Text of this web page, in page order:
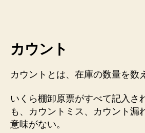
カウント
カウントとは、在庫の数量を数
いくら棚卸原票がすべて記入さ
も、カウントミス、カウント漏
意味がない。